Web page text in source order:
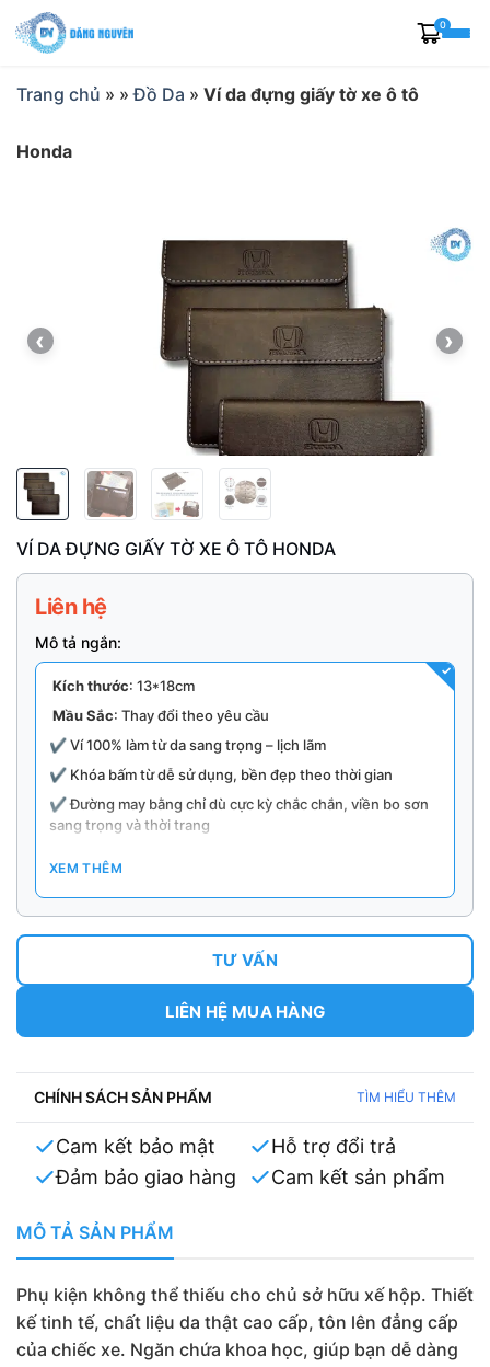
Skip
to
0
Trang chủ » »Đồ Da » Ví da đựng giấy tờ xe ô tô
Honda
‹ ›
VÍ DA ĐỰNG GIẤY TỜ XE Ô TÔ HONDA
Liên hệ
Mô tả ngắn:
Kích thước: 13*18cm
Mầu Sắc: Thay đổi theo yêu cầu
✔ Ví 100% làm từ da sang trọng – lịch lãm
✔ Khóa bấm từ dễ sử dụng, bền đẹp theo thời gian
✔ Đường may bằng chỉ dù cực kỳ chắc chắn, viền bo sơn
sang trọng và thời trang
chia đồ ra để cất giữ cho tiện hơn
Lưu ý: Giá thay đổi theo yêu cầu và số lượng đặt hàng
XEM THÊM
TƯ VẤN
LIÊN HỆ MUA HÀNG
CHÍNH SÁCH SẢN PHẨM TÌM HIỂU THÊM
Cam kết bảo mật
Hỗ trợ đổi trả
Đảm bảo giao hàng
Cam kết sản phẩm
MÔ TẢ SẢN PHẨM
Phụ kiện không thể thiếu cho chủ sở hữu xế hộp. Thiết
kế tinh tế, chất liệu da thật cao cấp, tôn lên đẳng cấp
của chiếc xe. Ngăn chứa khoa học, giúp bạn dễ dàng